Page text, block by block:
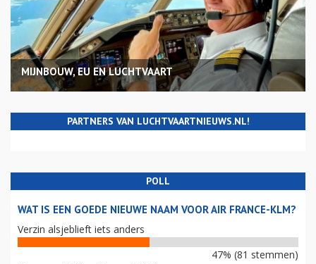
MIJNBOUW, EU EN LUCHTVAART
PARTNERS VAN LUCHTVAARTNIEUWS.NL!
POLL
WAT IS EEN GOEDE NIEUWE NAAM VOOR AIR FRANCE-KLM?
Verzin alsjeblieft iets anders
47% (81 stemmen)